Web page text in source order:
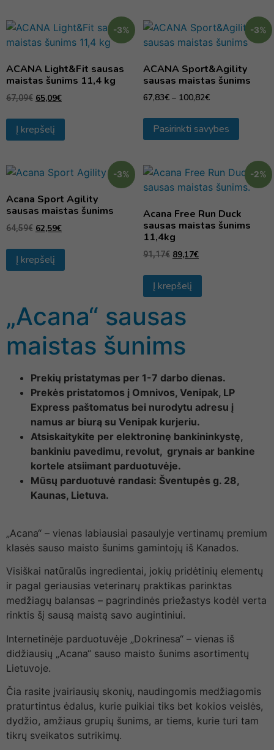
-3%
ACANA Light&Fit sausas
maistas šunims 11,4 kg
67,09€ 65,09€
Į krepšelį
-3%
ACANA Sport&Agility
sausas maistas šunims
67,83€ – 100,82€
Pasirinkti savybes
-3%
Acana Sport Agility
sausas maistas šunims
64,59€ 62,59€
Į krepšelį
-2%
Acana Free Run Duck
sausas maistas šunims
11,4kg
91,17€ 89,17€
Į krepšelį
„Acana“ sausas
maistas šunims
Prekių pristatymas per 1-7 darbo dienas.
Prekės pristatomos į Omnivos, Venipak, LP
Express paštomatus bei nurodytu adresu į
namus ar biurą su Venipak kurjeriu.
Atsiskaitykite per elektroninę bankininkystę,
bankiniu pavedimu, revolut, grynais ar bankine
kortele atsiimant parduotuvėje.
Mūsų parduotuvė randasi: Šventupės g. 28,
Kaunas, Lietuva.
„Acana“ – vienas labiausiai pasaulyje vertinamų premium
klasės sauso maisto šunims gamintojų iš Kanados.
Visiškai natūralūs ingredientai, jokių pridėtinių elementų
ir pagal geriausias veterinarų praktikas parinktas
medžiagų balansas – pagrindinės priežastys kodėl verta
rinktis šį sausą maistą savo augintiniui.
Internetinėje parduotuvėje „Dokrinesa“ – vienas iš
didžiausių „Acana“ sauso maisto šunims asortimentų
Lietuvoje.
Čia rasite įvairiausių skonių, naudingomis medžiagomis
praturtintus ėdalus, kurie puikiai tiks bet kokios veislės,
dydžio, amžiaus grupių šunims, ar tiems, kurie turi tam
tikrų sveikatos sutrikimų.